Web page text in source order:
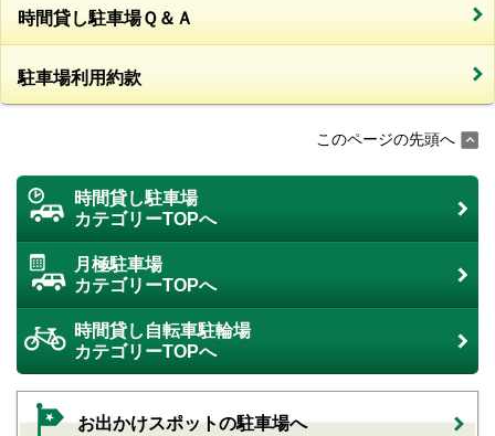
時間貸し駐車場Ｑ＆Ａ
駐車場利用約款
このページの先頭へ
時間貸し駐車場
カテゴリーTOPへ
月極駐車場
カテゴリーTOPへ
時間貸し自転車駐輪場
カテゴリーTOPへ
お出かけスポットの駐車場へ